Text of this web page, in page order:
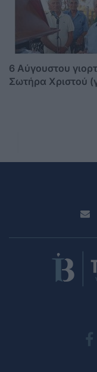
6 Αύγουστου
Σωτήρα Χριστού